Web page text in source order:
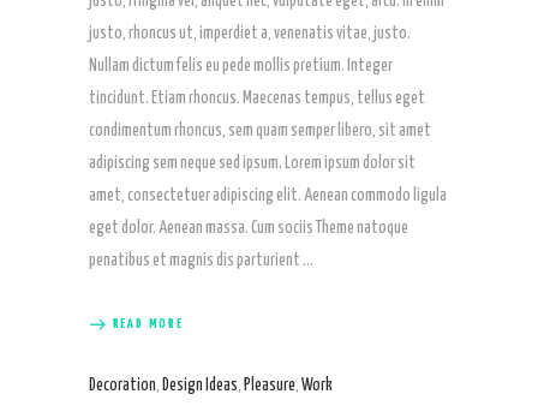
justo, rhoncus ut, imperdiet a, venenatis vitae, justo.
Nullam dictum felis eu pede mollis pretium. Integer
tincidunt. Etiam rhoncus. Maecenas tempus, tellus eget
condimentum rhoncus, sem quam semper libero, sit amet
adipiscing sem neque sed ipsum. Lorem ipsum dolor sit
amet, consectetuer adipiscing elit. Aenean commodo ligula
eget dolor. Aenean massa. Cum sociis Theme natoque
penatibus et magnis dis parturient
READ MORE
Decoration, Design Ideas, Pleasure, Work